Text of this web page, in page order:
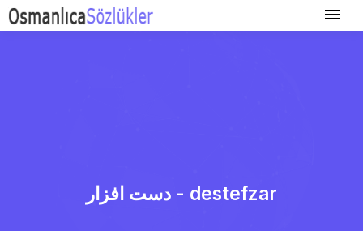
دست افزار - destefzar